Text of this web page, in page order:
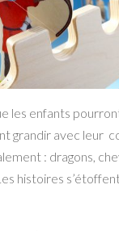
les enfants
grandir avec leur
: dragons,
histoires